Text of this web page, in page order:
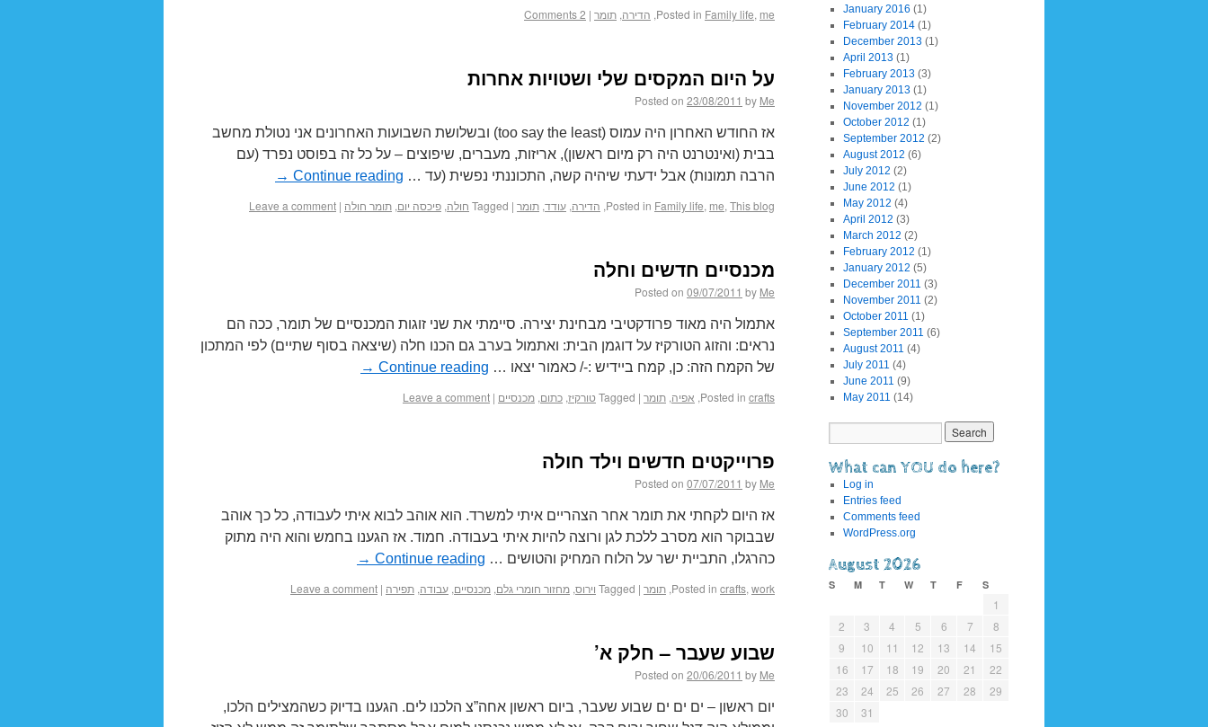
Posted in Family life, me
, הדירה, תומר |
2 Comments
על היום המקסים שלי ושטויות אחרות
Posted on 23/08/2011 by Me
אז החודש האחרון היה עמוס (too say the least) ובשלושת השבועות האחרונים אני נטולת מחשב
בבית (ואינטרנט היה רק מיום ראשון), אריזות, מעברים, שיפוצים – על כל זה בפוסט נפרד (עם
הרבה תמונות) אבל ידעתי שיהיה קשה, התכוננתי נפשית (עד … Continue reading
→
Posted in Family life, me, This blog
, הדירה, עודד, תומר |
Tagged חולה, פיכסה יום, תומר חולה |
Leave a comment
מכנסיים חדשים וחלה
Posted on 09/07/2011 by Me
אתמול היה מאוד פרודקטיבי מבחינת יצירה. סיימתי את שני זוגות המכנסיים של תומר, ככה הם
נראים: והזוג הטורקיז על דוגמן הבית: ואתמול בערב גם הכנו חלה (שיצאה בסוף שתיים) לפי המתכון
של הקמח הזה: כן, קמח ביידיש :-/ כאמור יצאו … Continue reading
→
Posted in crafts
, אפיה, תומר |
Tagged טורקיז, כתום, מכנסיים |
Leave a comment
פרוייקטים חדשים וילד חולה
Posted on 07/07/2011 by Me
אז היום לקחתי את תומר אחר הצהריים איתי למשרד. הוא אוהב לבוא איתי לעבודה, כל כך אוהב
שבבוקר הוא מסרב ללכת לגן ורוצה להיות איתי בעבודה. חמוד. אז הגענו בחמש והוא היה מתוק
כהרגלו, התביית ישר על הלוח המחיק והטושים … Continue reading
→
Posted in crafts, work
, תומר |
Tagged וירוס, מחזור חומרי גלם, מכנסיים, עבודה, תפירה |
Leave a comment
שבוע שעבר – חלק א’
Posted on 20/06/2011 by Me
יום ראשון – ים ים ים שבוע שעבר, ביום ראשון אחה”צ הלכנו לים. הגענו בדיוק כשהמצילים הלכו,
January 2016 (1)
February 2014(1)
December 2013(1)
April 2013(1)
February 2013(3)
January 2013(1)
November 2012 (1)
October 2012 (1)
September 2012 (2)
August 2012 (6)
July 2012 (2)
June 2012 (1)
May 2012 (4)
April 2012 (3)
March 2012 (2)
February 2012 (1)
January 2012 (5)
December 2011 (3)
November 2011 (2)
October 2011 (1)
September 2011 (6)
August 2011 (4)
July 2011 (4)
June 2011 (9)
May 2011 (14)
What can YOU do here?
Log in
Entries feed
Comments feed
WordPress.org
August 2026
S M T W T F S
1
2
3 4 5 6 7
8
9
10 11 12 13 14
15
16
17 18 19 20 21
22
23
24 25 26 27 28
29
30
31